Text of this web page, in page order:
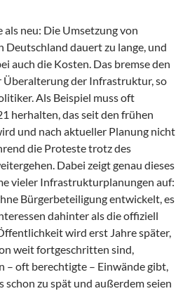
als neu: Die Umsetzung von
dauert zu lange, und
auch die Kosten. Das bremse den
der Infrastruktur, so
Als Beispiel muss oft
herhalten, das seit den frühen
und nach aktueller Planung nicht
die Proteste trotz des
Dabei zeigt genau dieses
vieler Infrastrukturplanungen auf:
Bürgerbeteiligung entwickelt, es
dahinter als die offiziell
wird erst Jahre später,
weit fortgeschritten sind,
– oft berechtigte – Einwände gibt,
schon zu spät und außerdem seien